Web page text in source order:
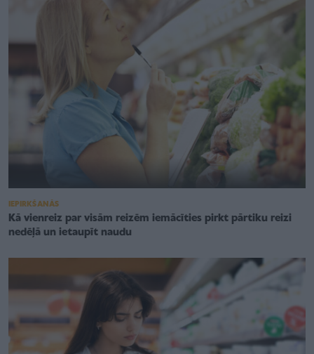
IEPIRKŠANĀS
Kā vienreiz par visām reizēm iemācīties pirkt pārtiku reizi
nedēļā un ietaupīt naudu